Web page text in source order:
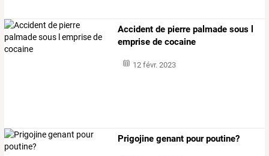
Accident de pierre palmade sous l
emprise de cocaine
12 févr. 2023
Prigojine genant pour poutine?